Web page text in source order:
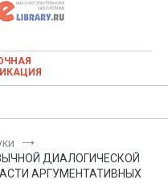
статей в
журнале
научных статей в
журнале
ДИАЛОГИЧЕСКОЙ
АРГУМЕНТАТИВНЫХ